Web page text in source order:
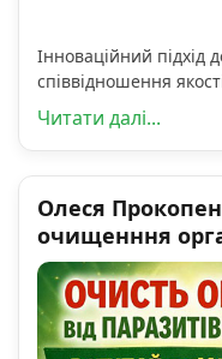
Інноваційний підхід
співвідношення
Читати далі...
Олеся
очищенння